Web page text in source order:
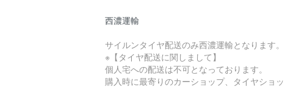
西濃運輸
サイルンタイヤ配送のみ西濃運輸となります。
※【タイヤ配送に関しまして】
個人宅への配送は不可となっております。
購入時に最寄りのカーショップ、タイヤショッ